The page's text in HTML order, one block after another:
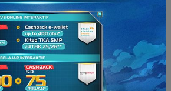
19.30 WIB di 11 stasiun televisi nasional
mengakhiri Try Out Online Nasional
dimulainya semester dua. Program
dimeriahkan oleh penampilan dari Nissa
Onsu, Anneth, Misellia, dipandu oleh
talk show inspiratif bersama kedua
Usman dan Belva Devara, serta para